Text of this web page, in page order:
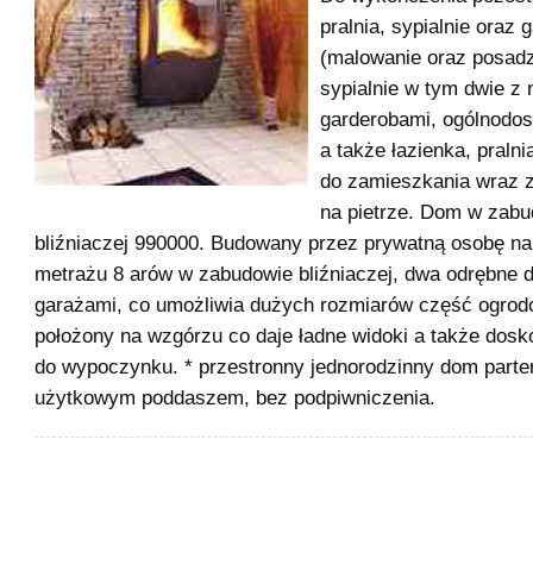
pralnia, sypialnie oraz
(malowanie oraz
sypialnie w tym dwie z
garderobami,
a także łazienka,
do zamieszkania wraz
na pietrze. Dom w
bliźniaczej 990000. Budowany przez prywatną osobę
metrażu 8 arów w zabudowie bliźniaczej, dwa odrębne
garażami, co umożliwia dużych rozmiarów część
położony na wzgórzu co daje ładne widoki a także
do wypoczynku. * przestronny jednorodzinny dom
użytkowym poddaszem, bez podpiwniczenia.